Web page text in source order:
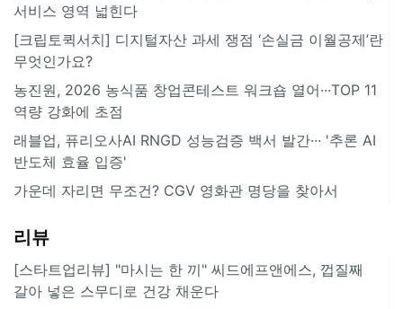
서비스 영역 넓힌다
[크립토퀵서치] 디지털자산 과세 쟁점 ‘손실금 이월공제’란
무엇인가요?
농진원, 2026 농식품 창업콘테스트 워크숍 열어···TOP 11
역량 강화에 초점
래블업, 퓨리오사AI RNGD 성능검증 백서 발간··· '추론 AI
반도체 효율 입증'
가운데 자리면 무조건? CGV 영화관 명당을 찾아서
리뷰
[스타트업리뷰] "마시는 한 끼" 씨드에프앤에스, 껍질째
갈아 넣은 스무디로 건강 채운다